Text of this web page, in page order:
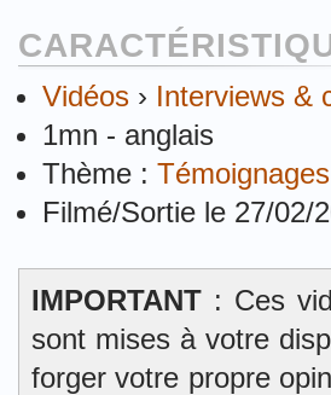
Vidéos › Interviews &
1mn - anglais
Thème :
Filmé/Sortie le 27/02/
IMPORTANT : Ces
sont mises à votre
forger votre propre